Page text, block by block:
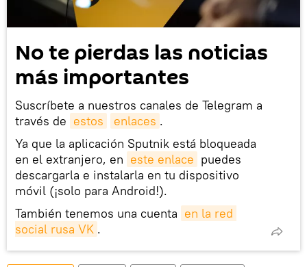
No te pierdas las noticias
más importantes
Suscríbete a nuestros canales de Telegram a
través de estos enlaces .
Ya que la aplicación Sputnik está bloqueada
en el extranjero, en este enlace puedes
descargarla e instalarla en tu dispositivo
móvil (¡solo para Android!).
También tenemos una cuenta en la red
social rusa VK .